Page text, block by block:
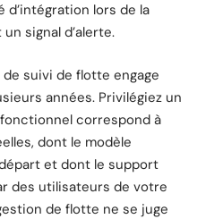
lors de la
signal d’alerte.
suivi de flotte engage
années. Privilégiez un
correspond à
dont le modèle
et dont le support
des utilisateurs de votre
de flotte ne se juge